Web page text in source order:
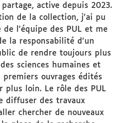
active depuis 2023.
de la collection, j'ai pu
de l'équipe des PUL et me
la responsabilité d'un
de rendre toujours plus
sciences humaines et
premiers ouvrages édités
plus loin. Le rôle des PUL
diffuser des travaux
chercher de nouveaux